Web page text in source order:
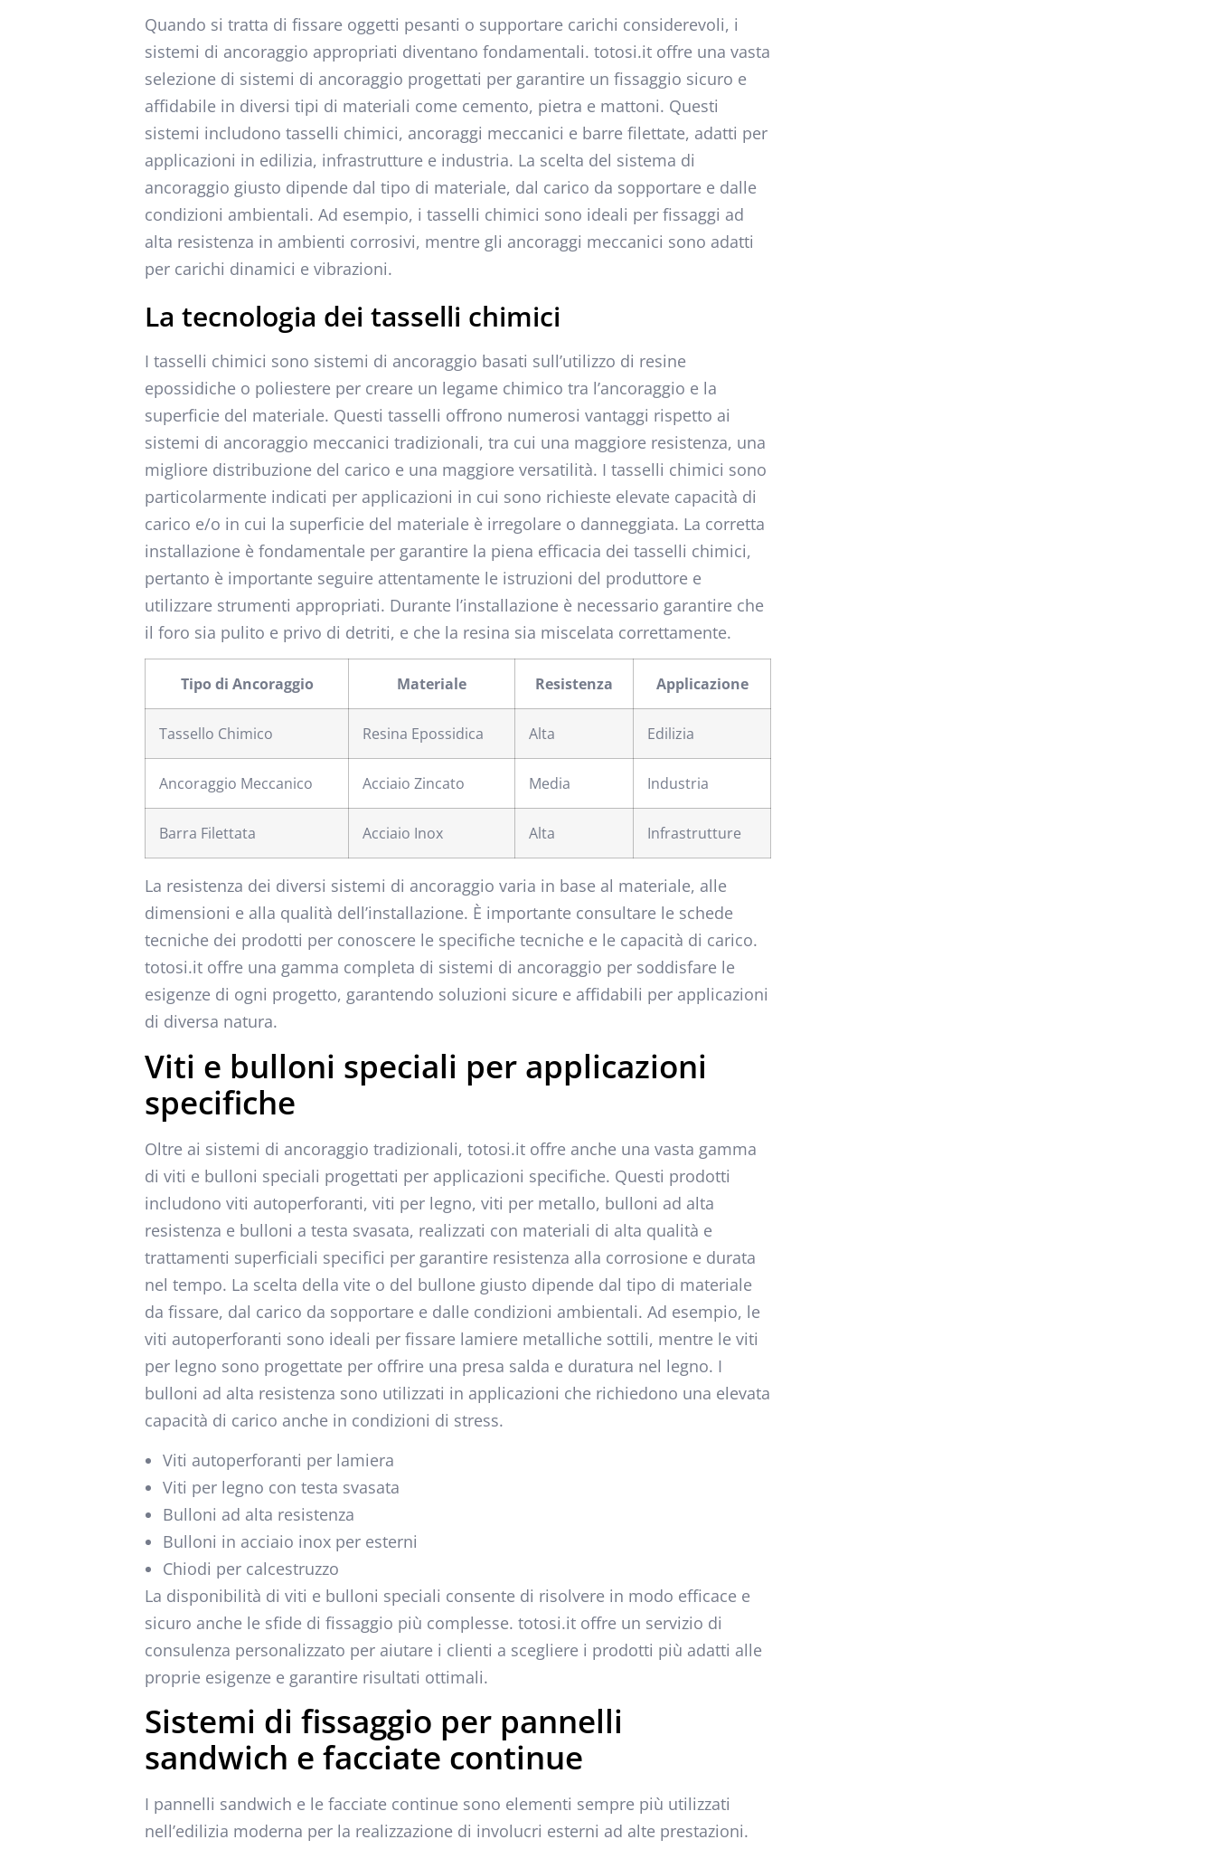
Quando si tratta di fissare oggetti pesanti o supportare carichi considerevoli, i
sistemi di ancoraggio appropriati diventano fondamentali. totosi.it offre una vasta
selezione di sistemi di ancoraggio progettati per garantire un fissaggio sicuro e
affidabile in diversi tipi di materiali come cemento, pietra e mattoni. Questi
sistemi includono tasselli chimici, ancoraggi meccanici e barre filettate, adatti per
applicazioni in edilizia, infrastrutture e industria. La scelta del sistema di
ancoraggio giusto dipende dal tipo di materiale, dal carico da sopportare e dalle
condizioni ambientali. Ad esempio, i tasselli chimici sono ideali per fissaggi ad
alta resistenza in ambienti corrosivi, mentre gli ancoraggi meccanici sono adatti
per carichi dinamici e vibrazioni.
La tecnologia dei tasselli chimici
I tasselli chimici sono sistemi di ancoraggio basati sull’utilizzo di resine
epossidiche o poliestere per creare un legame chimico tra l’ancoraggio e la
superficie del materiale. Questi tasselli offrono numerosi vantaggi rispetto ai
sistemi di ancoraggio meccanici tradizionali, tra cui una maggiore resistenza, una
migliore distribuzione del carico e una maggiore versatilità. I tasselli chimici sono
particolarmente indicati per applicazioni in cui sono richieste elevate capacità di
carico e/o in cui la superficie del materiale è irregolare o danneggiata. La corretta
installazione è fondamentale per garantire la piena efficacia dei tasselli chimici,
pertanto è importante seguire attentamente le istruzioni del produttore e
utilizzare strumenti appropriati. Durante l’installazione è necessario garantire che
il foro sia pulito e privo di detriti, e che la resina sia miscelata correttamente.
Tipo di Ancoraggio Materiale Resistenza Applicazione
Tassello Chimico Resina Epossidica Alta Edilizia
Ancoraggio Meccanico Acciaio Zincato Media Industria
Barra Filettata Acciaio Inox Alta Infrastrutture
La resistenza dei diversi sistemi di ancoraggio varia in base al materiale, alle
dimensioni e alla qualità dell’installazione. È importante consultare le schede
tecniche dei prodotti per conoscere le specifiche tecniche e le capacità di carico.
totosi.it offre una gamma completa di sistemi di ancoraggio per soddisfare le
esigenze di ogni progetto, garantendo soluzioni sicure e affidabili per applicazioni
di diversa natura.
Viti e bulloni speciali per applicazioni
specifiche
Oltre ai sistemi di ancoraggio tradizionali, totosi.it offre anche una vasta gamma
di viti e bulloni speciali progettati per applicazioni specifiche. Questi prodotti
includono viti autoperforanti, viti per legno, viti per metallo, bulloni ad alta
resistenza e bulloni a testa svasata, realizzati con materiali di alta qualità e
trattamenti superficiali specifici per garantire resistenza alla corrosione e durata
nel tempo. La scelta della vite o del bullone giusto dipende dal tipo di materiale
da fissare, dal carico da sopportare e dalle condizioni ambientali. Ad esempio, le
viti autoperforanti sono ideali per fissare lamiere metalliche sottili, mentre le viti
per legno sono progettate per offrire una presa salda e duratura nel legno. I
bulloni ad alta resistenza sono utilizzati in applicazioni che richiedono una elevata
capacità di carico anche in condizioni di stress.
Viti autoperforanti per lamiera
Viti per legno con testa svasata
Bulloni ad alta resistenza
Bulloni in acciaio inox per esterni
Chiodi per calcestruzzo
La disponibilità di viti e bulloni speciali consente di risolvere in modo efficace e
sicuro anche le sfide di fissaggio più complesse. totosi.it offre un servizio di
consulenza personalizzato per aiutare i clienti a scegliere i prodotti più adatti alle
proprie esigenze e garantire risultati ottimali.
Sistemi di fissaggio per pannelli
sandwich e facciate continue
I pannelli sandwich e le facciate continue sono elementi sempre più utilizzati
nell’edilizia moderna per la realizzazione di involucri esterni ad alte prestazioni.